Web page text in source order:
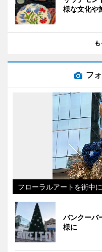
様な文化や
フ
フローラルアートを街中
バンクーバ
様に